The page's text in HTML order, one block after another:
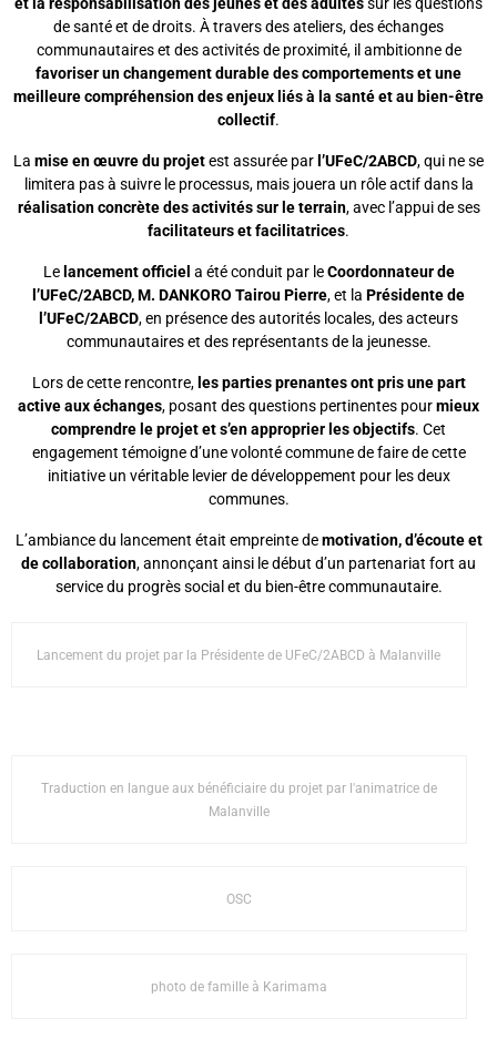
de santé et de droits. À travers des ateliers, des échanges
communautaires et des activités de proximité, il ambitionne de
favoriser un changement durable des comportements et une
meilleure compréhension des enjeux liés à la santé et au bien-être
collectif.
La mise en œuvre du projetest assurée par l’UFeC/2ABCD, qui ne se
limitera pas à suivre le processus, mais jouera un rôle actif dans la
réalisation concrète des activités sur le terrain, avec l’appui de ses
facilitateurs et facilitatrices.
Le lancement officiel a été conduit par leCoordonnateur de
l’UFeC/2ABCD, M. DANKORO Tairou Pierre, et la Présidente de
l’UFeC/2ABCD, en présence des autorités locales, des acteurs
communautaires et des représentants de la jeunesse.
Lors de cette rencontre, les parties prenantes ont pris une part
active aux échanges, posant des questions pertinentes pourmieux
comprendre le projet et s’en approprier les objectifs. Cet
engagement témoigne d’une volonté commune de faire de cette
initiative un véritable levier de développement pour les deux
communes.
L’ambiance du lancement était empreinte demotivation, d’écoute et
de collaboration, annonçant ainsi le début d’un partenariat fort au
service du progrès social et du bien-être communautaire.
Lancement du projet par la Présidente de UFeC/2ABCD à Malanville
Traduction en langue aux bénéficiaire du projet par l'animatrice de
Malanville
OSC
photo de famille à Karimama